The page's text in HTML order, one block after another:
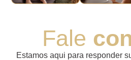
Fale
Estamos aqui para responder